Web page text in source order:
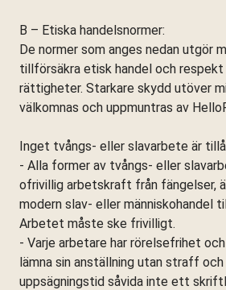
B – Etiska handelsnormer:
De normer som anges nedan utgör
tillförsäkra etisk handel och
rättigheter. Starkare skydd utöver
välkomnas och uppmuntras av
Inget tvångs- eller slavarbete är
- Alla former av tvångs- eller
ofrivillig arbetskraft från fängelser,
modern slav- eller människohandel
Arbetet måste ske frivilligt.
- Varje arbetare har rörelsefrihet
lämna sin anställning utan straff
uppsägningstid såvida inte ett